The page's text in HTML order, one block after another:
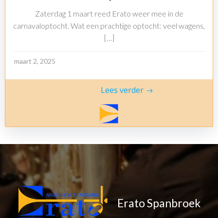
Zaterdag 1 maart reed Erato weer mee in de
carnavaloptocht. Wat een prachtige optocht: veel wagens,
[…]
maart 2, 2025
Lees verder
Erato Spanbroek